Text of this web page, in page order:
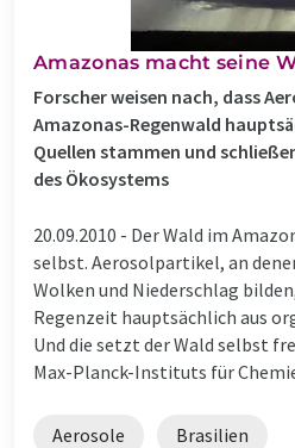
Amazonas macht seine
Forscher weisen nach, dass
Amazonas-Regenwald
Quellen stammen und
des Ökosystems
20.09.2010 - Der Wald im
selbst. Aerosolpartikel, an
Wolken und Niederschlag
Regenzeit hauptsächlich aus
Und die setzt der Wald selbst
Max-Planck-Instituts für
Aerosole Brasilien